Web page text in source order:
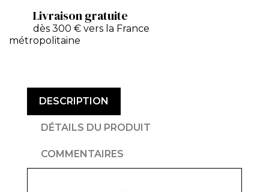
Livraison gratuite
dès 300 € vers la France
métropolitaine
DESCRIPTION
DÉTAILS DU PRODUIT
COMMENTAIRES